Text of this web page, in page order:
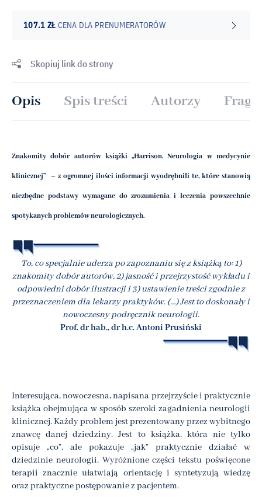
107.1 ZŁ CENA DLA PRENUMERATORÓW
Skopiuj link do strony
Opis Spis treści Autorzy
Znakomity dobór autorów książki „Harrison. Neurologia w medycynie
klinicznej” – z ogromnej ilości informacji wyodrębnili te, które stanowią
niezbędne podstawy wymagane do zrozumienia i leczenia powszechnie
spotykanych problemów neurologicznych.
To, co specjalnie uderza po zapoznaniu się z książką to: 1)
znakomity dobór autorów, 2) jasność i przejrzystość wykładu i
odpowiedni dobór ilustracji i 3) ustawienie treści zgodnie z
przeznaczeniem dla lekarzy praktyków. (…) Jest to doskonały i
nowoczesny podręcznik neurologii.
Prof. dr hab., dr h.c. Antoni Prusiński
Interesująca, nowoczesna, napisana przejrzyście i praktycznie
książka obejmująca w sposób szeroki zagadnienia neurologii
klinicznej. Każdy problem jest prezentowany przez wybitnego
znawcę danej dziedziny. Jest to książka, która nie tylko
opisuje „co”, ale pokazuje „jak” praktycznie działać w
dziedzinie neurologii. Wyróżnione części tekstu poświęcone
terapii znacznie ułatwiają orientację i syntetyzują wiedzę
oraz praktyczne postępowanie z pacjentem.